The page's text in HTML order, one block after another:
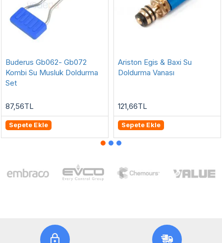
Buderus Gb062- Gb072
Kombi Su Musluk Doldurma
Set
87,56TL
Sepete Ekle
Ariston Egis & Baxi Su
Doldurma Vanası
121,66TL
Sepete Ekle